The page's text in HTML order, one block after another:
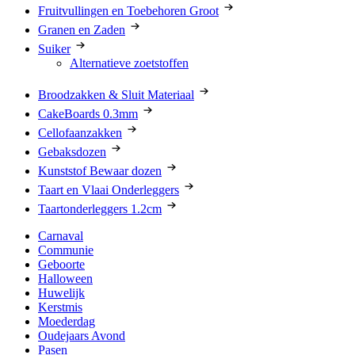
Fruitvullingen en Toebehoren Groot
Granen en Zaden
Suiker
Alternatieve zoetstoffen
Broodzakken & Sluit Materiaal
CakeBoards 0.3mm
Cellofaanzakken
Gebaksdozen
Kunststof Bewaar dozen
Taart en Vlaai Onderleggers
Taartonderleggers 1.2cm
Carnaval
Communie
Geboorte
Halloween
Huwelijk
Kerstmis
Moederdag
Oudejaars Avond
Pasen